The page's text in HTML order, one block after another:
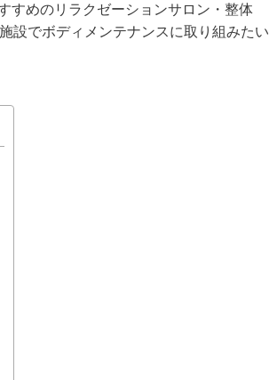
すめのリラクゼーションサロン・整体
設でボディメンテナンスに取り組みたい